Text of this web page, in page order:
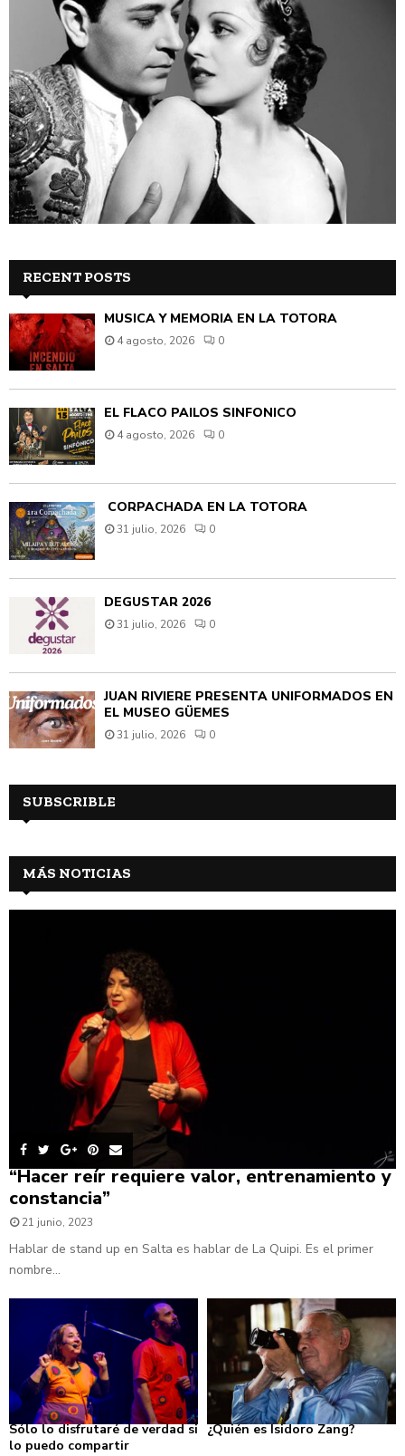
RECENT POSTS
MÚSICA Y MEMORIA EN LA TOTORA
4 agosto, 2026 0
EL FLACO PAILOS SINFÓNICO
4 agosto, 2026 0
CORPACHADA EN LA TOTORA
31 julio, 2026 0
DEGUSTAR 2026
31 julio, 2026 0
JUAN RIVIÈRE PRESENTA UNIFORMADOS EN
EL MUSEO GÜEMES
31 julio, 2026 0
SUBSCRIBLE
MÁS NOTICIAS
“Hacer reír requiere valor, entrenamiento y
constancia”
21 junio, 2023
Hablar de stand up en Salta es hablar de La Quipi. Es el primer
nombre...
Sólo lo disfrutaré de verdad si
lo puedo compartir
¿Quién es Isidoro Zang?